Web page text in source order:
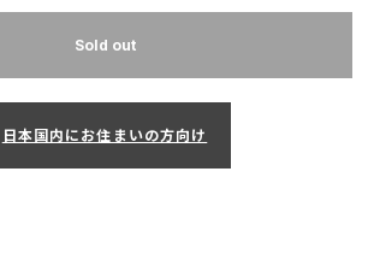
Sold out
日本国内にお住まいの方向け